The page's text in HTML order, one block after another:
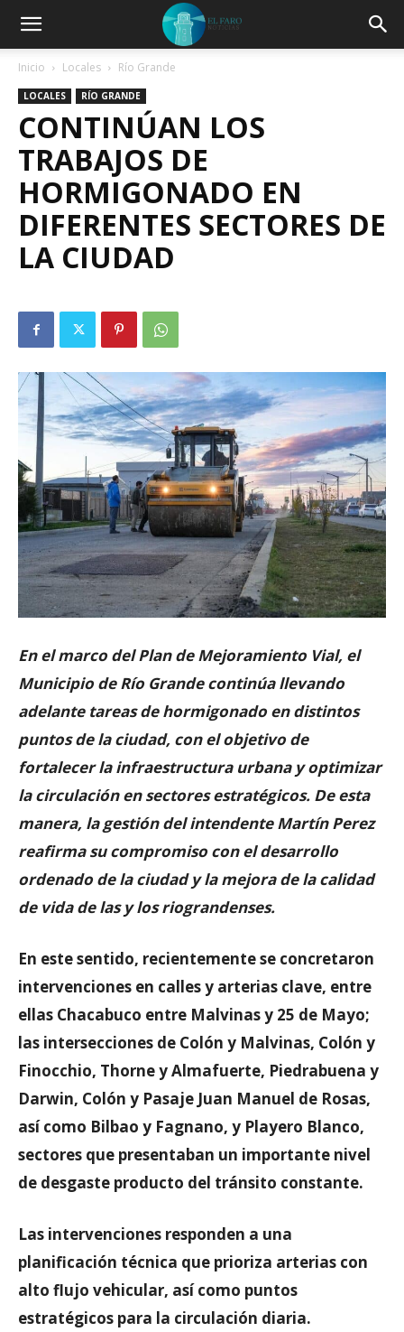
Inicio Locales Río Grande
LOCALES RÍO GRANDE
CONTINÚAN LOS
TRABAJOS DE
HORMIGONADO EN
DIFERENTES SECTORES DE
LA CIUDAD
En el marco del Plan de Mejoramiento Vial, el
Municipio de Río Grande continúa llevando
adelante tareas de hormigonado en distintos
puntos de la ciudad, con el objetivo de
fortalecer la infraestructura urbana y optimizar
la circulación en sectores estratégicos. De esta
manera, la gestión del intendente Martín Perez
reafirma su compromiso con el desarrollo
ordenado de la ciudad y la mejora de la calidad
de vida de las y los riograndenses.
En este sentido, recientemente se concretaron
intervenciones en calles y arterias clave, entre
ellas Chacabuco entre Malvinas y 25 de Mayo;
las intersecciones de Colón y Malvinas, Colón y
Finocchio, Thorne y Almafuerte, Piedrabuena y
Darwin, Colón y Pasaje Juan Manuel de Rosas,
así como Bilbao y Fagnano, y Playero Blanco,
sectores que presentaban un importante nivel
de desgaste producto del tránsito constante.
Las intervenciones responden a una
planificación técnica que prioriza arterias con
alto flujo vehicular, así como puntos
estratégicos para la circulación diaria.